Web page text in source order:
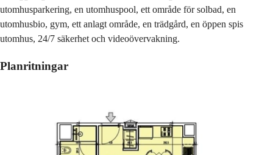
utomhusparkering, en utomhuspool, ett område för solbad, en
utomhusbio, gym, ett anlagt område, en trädgård, en öppen spis
utomhus, 24/7 säkerhet och videoövervakning.
Planritningar